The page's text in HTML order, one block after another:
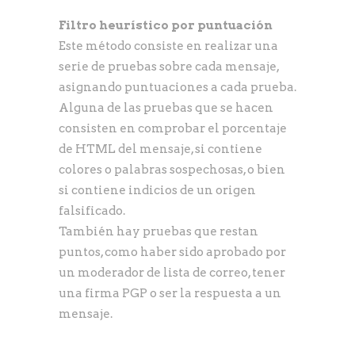
Filtro heurístico por puntuación
Este método consiste en realizar una
serie de pruebas sobre cada mensaje,
asignando puntuaciones a cada prueba.
Alguna de las pruebas que se hacen
consisten en comprobar el porcentaje
de HTML del mensaje, si contiene
colores o palabras sospechosas, o bien
si contiene indicios de un origen
falsificado.
También hay pruebas que restan
puntos, como haber sido aprobado por
un moderador de lista de correo, tener
una firma PGP o ser la respuesta a un
mensaje.